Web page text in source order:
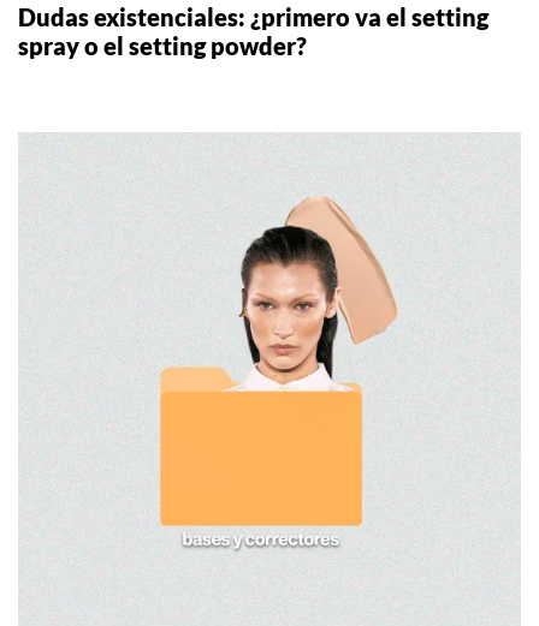
Dudas existenciales: ¿primero va el setting
spray o el setting powder?